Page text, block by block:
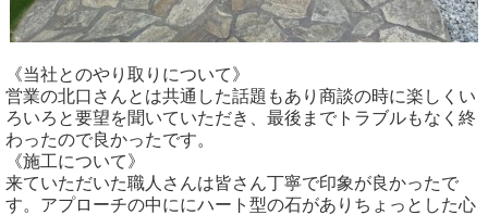
《当社とのやり取りについて》
営業の北口さんとは共通した話題もあり商談の時に楽しくい
ろいろと要望を聞いていただき、最後までトラブルもなく終
わったので良かったです。
《施工について》
来ていただいた職人さんは皆さん丁寧で印象が良かったで
す。アプローチの中ににハート型の石がありちょっとした心